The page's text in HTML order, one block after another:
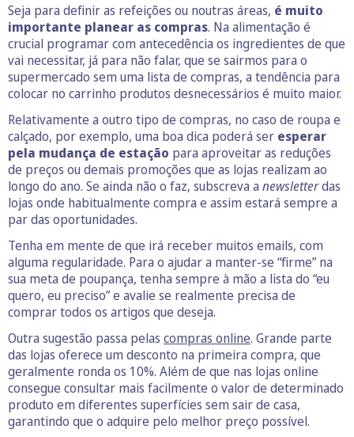
Seja para definir as refeições ou noutras áreas, é muito
importante planear as compras. Na alimentação é
crucial programar com antecedência os ingredientes de que
vai necessitar, já para não falar, que se sairmos para o
supermercado sem uma lista de compras, a tendência para
colocar no carrinho produtos desnecessários é muito maior.
Relativamente a outro tipo de compras, no caso de roupa e
calçado, por exemplo, uma boa dica poderá ser esperar
pela mudança de estação para aproveitar as reduções
de preços ou demais promoções que as lojas realizam ao
longo do ano. Se ainda não o faz, subscreva a newsletterdas
lojas onde habitualmente compra e assim estará sempre a
par das oportunidades.
Tenha em mente de que irá receber muitos emails, com
alguma regularidade. Para o ajudar a manter-se “firme” na
sua meta de poupança, tenha sempre à mão a lista do “eu
quero, eu preciso” e avalie se realmente precisa de
comprar todos os artigos que deseja.
Outra sugestão passa pelas compras online. Grande parte
das lojas oferece um desconto na primeira compra, que
geralmente ronda os 10%. Além de que nas lojas online
consegue consultar mais facilmente o valor de determinado
produto em diferentes superfícies sem sair de casa,
garantindo que o adquire pelo melhor preço possível.